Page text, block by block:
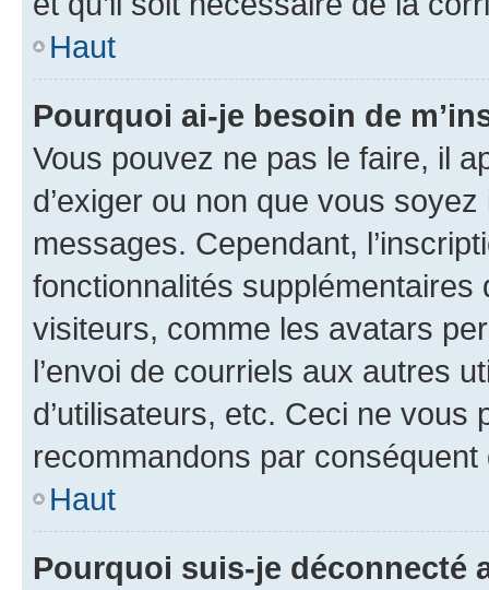
Haut
Pourquoi ai-je besoin de
Vous pouvez ne pas le faire, il
d’exiger ou non que vous
messages. Cependant,
fonctionnalités
visiteurs, comme les avatars
l’envoi de courriels aux autres
d’utilisateurs, etc. Ceci ne vous
recommandons par conséquent
Haut
Pourquoi suis-je déconnecté